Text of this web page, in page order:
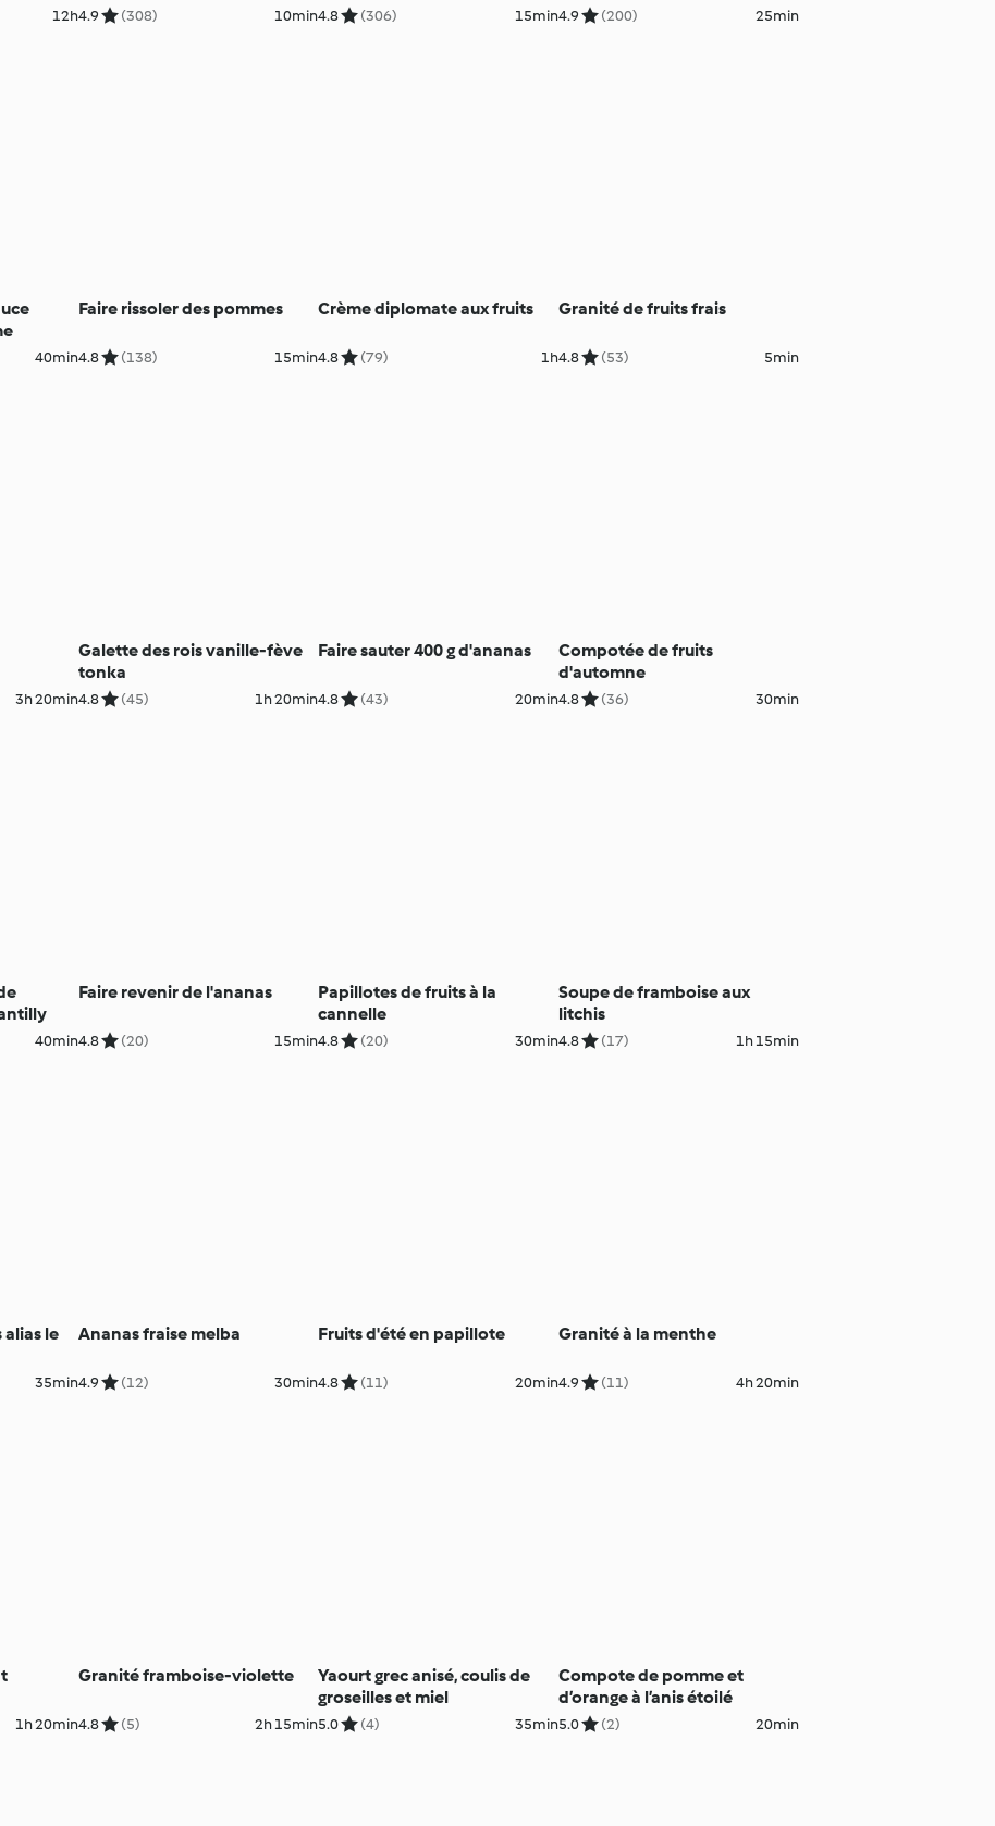
12h4.9 (308) 10min4.8 (306) 15min4.9 (200) 25min
40min
Faire rissoler des pommes
4.8 (138) 15min
Crème diplomate aux fruits
4.8 (79) 1h
Granité de fruits frais
4.8 (53) 5min
3h 20min
Galette des rois vanille-fève
tonka
4.8 (45) 1h 20min
Faire sauter 400 g d'ananas
4.8 (43) 20min
Compotée de fruits
d'automne
4.8 (36) 30min
40min
Faire revenir de l'ananas
4.8 (20) 15min
Papillotes de fruits à la
cannelle
4.8 (20) 30min
Soupe de framboise aux
litchis
4.8 (17) 1h 15min
le
35min
Ananas fraise melba
4.9 (12) 30min
Fruits d'été en papillote
4.8 (11) 20min
Granité à la menthe
4.9 (11) 4h 20min
1h 20min
Granité framboise-violette
4.8 (5) 2h 15min
Yaourt grec anisé, coulis de
groseilles et miel
5.0 (4) 35min
Compote de pomme et
d’orange à l’anis étoilé
5.0 (2) 20min